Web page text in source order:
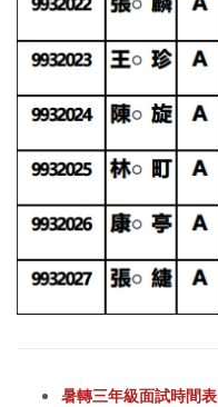
暑轉三年級面試時間表